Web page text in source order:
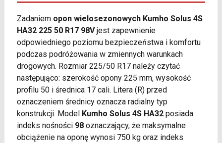
Zadaniem opon wielosezonowych Kumho Solus 4S
HA32 225 50 R17 98Vjest zapewnienie
odpowiedniego poziomu bezpieczeństwa i komfortu
podczas podróżowania w zmiennych warunkach
drogowych. Rozmiar 225/50 R17 należy czytać
następująco: szerokość opony 225 mm, wysokość
profilu 50 i średnica 17 cali. Litera (R) przed
oznaczeniem średnicy oznacza radialny typ
konstrukcji. Model Kumho Solus 4S HA32posiada
indeks nośności 98oznaczający, że maksymalne
obciążenie na oponę wynosi 750 kg oraz indeks